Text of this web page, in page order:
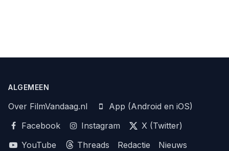
ALGEMEEN
Over FilmVandaag.nl
App (Android en iOS)
Facebook
Instagram
X (Twitter)
YouTube
Threads Redactie
Nieuws